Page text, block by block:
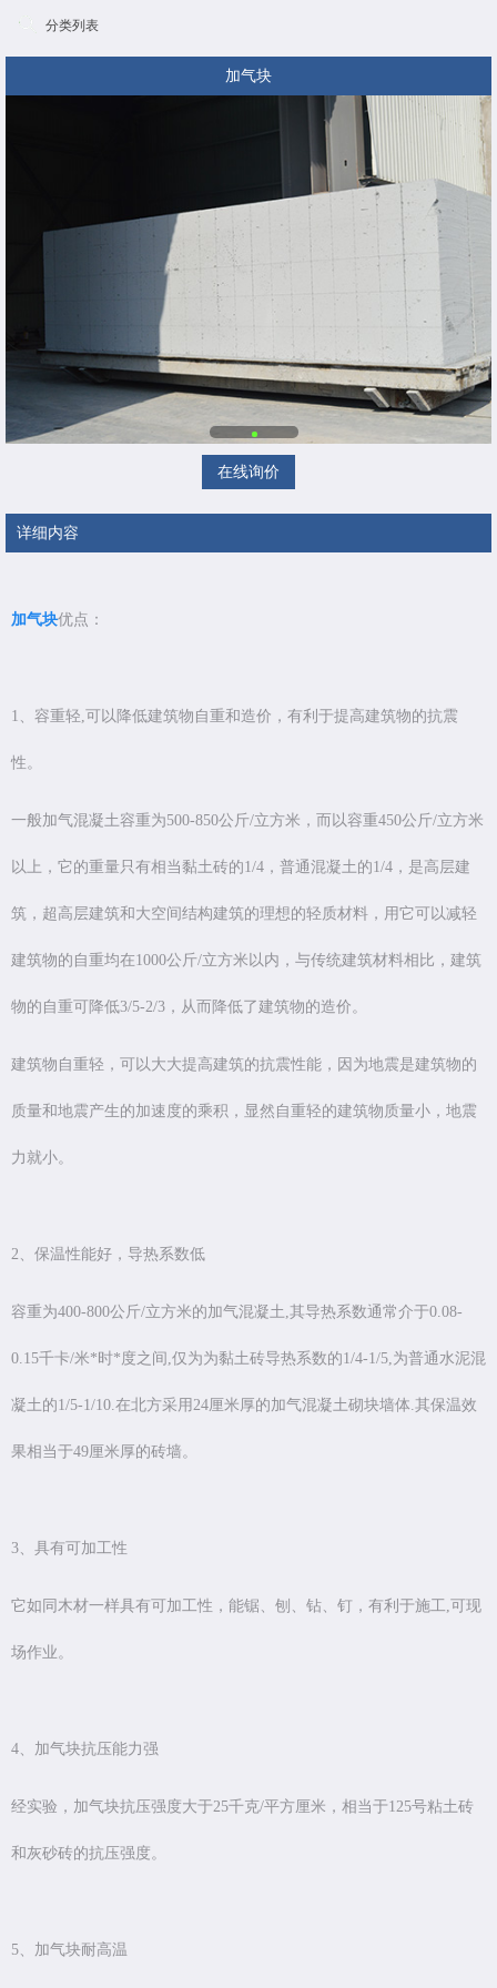
分类列表
加气块
在线询价
详细内容
加气块优点：
1、容重轻,可以降低建筑物自重和造价，有利于提高建筑物的抗震
性。
一般加气混凝土容重为500-850公斤/立方米，而以容重450公斤/立方米
以上，它的重量只有相当黏土砖的1/4，普通混凝土的1/4，是高层建
筑，超高层建筑和大空间结构建筑的理想的轻质材料，用它可以减轻
建筑物的自重均在1000公斤/立方米以内，与传统建筑材料相比，建筑
物的自重可降低3/5-2/3，从而降低了建筑物的造价。
建筑物自重轻，可以大大提高建筑的抗震性能，因为地震是建筑物的
质量和地震产生的加速度的乘积，显然自重轻的建筑物质量小，地震
力就小。
2、保温性能好，导热系数低
容重为400-800公斤/立方米的加气混凝土,其导热系数通常介于0.08-
0.15千卡/米*时*度之间,仅为为黏土砖导热系数的1/4-1/5,为普通水泥混
凝土的1/5-1/10.在北方采用24厘米厚的加气混凝土砌块墙体.其保温效
果相当于49厘米厚的砖墙。
3、具有可加工性
它如同木材一样具有可加工性，能锯、刨、钻、钉，有利于施工,可现
场作业。
4、加气块抗压能力强
经实验，加气块抗压强度大于25千克/平方厘米，相当于125号粘土砖
和灰砂砖的抗压强度。
5、加气块耐高温